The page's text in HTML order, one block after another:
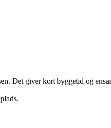
Det giver kort byggetid og